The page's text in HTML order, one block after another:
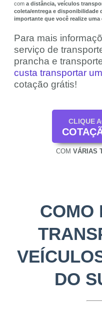
com a distância, veículos
coleta/entrega e disponibilidade
importante que você realize uma
Para mais
serviço de
prancha e
custa transportar
cotação grátis!
CLIQUE
COM VÁRIAS
COMO
DO